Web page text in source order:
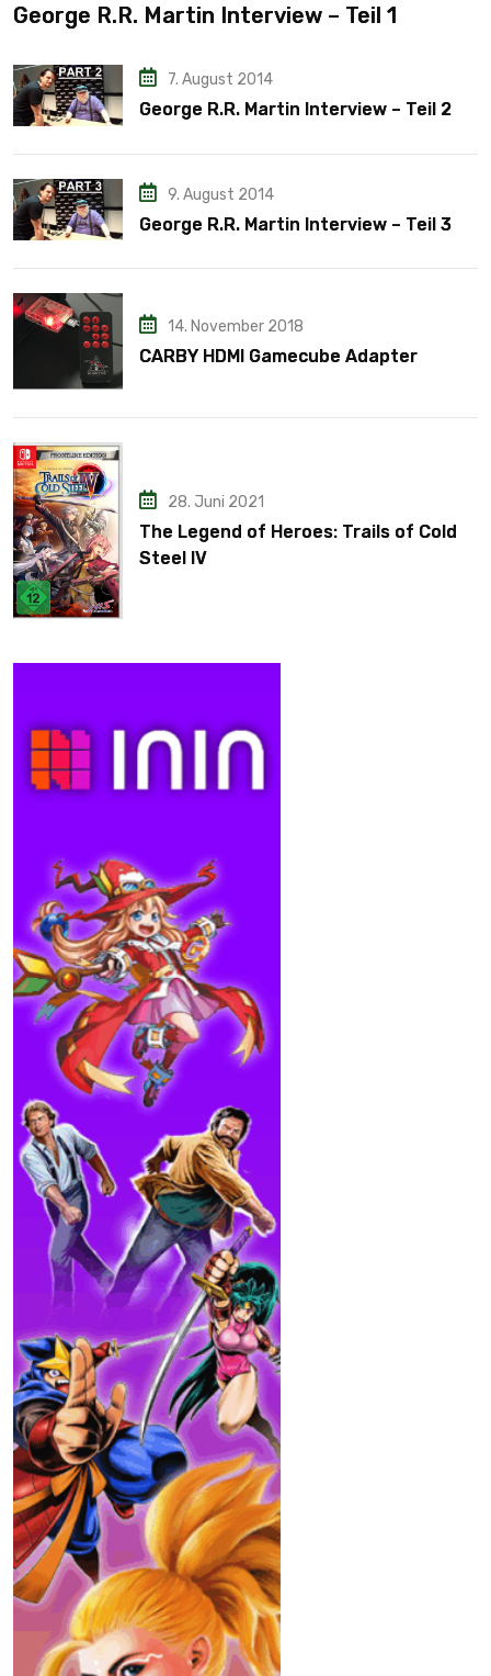
George R.R. Martin Interview – Teil 1
7. August 2014
George R.R. Martin Interview – Teil 2
9. August 2014
George R.R. Martin Interview – Teil 3
14. November 2018
CARBY HDMI Gamecube Adapter
28. Juni 2021
The Legend of Heroes: Trails of Cold
Steel IV